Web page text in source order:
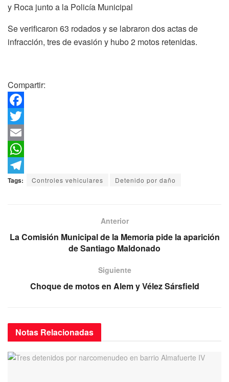
y Roca junto a la Policía Municipal
Se verificaron 63 rodados y se labraron dos actas de
infracción, tres de evasión y hubo 2 motos retenidas.
Compartir:
F
a
c
e
b
T
w
t
E
m
a
W
h
T
Tags: Controles vehiculares Detenido por daño
Anterior
La Comisión Municipal de la Memoria pide la aparición
de Santiago Maldonado
Siguiente
Choque de motos en Alem y Vélez Sársfield
Notas Relacionadas